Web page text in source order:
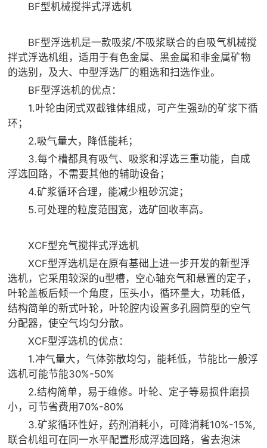
BF型机械搅拌式浮选机
BF型浮选机是一款吸浆/不吸浆联合的自吸气机械搅
拌式浮选机组，适用于有色金属、黑金属和非金属矿物
的选别，及大、中型浮选厂的粗选和扫选作业。
BF型浮选机的优点：
1.叶轮由闭式双截锥体组成，可产生强劲的矿浆下循
环；
2.吸气量大，降低能耗；
3.每个槽都具有吸气、吸浆和浮选三重功能，自成
浮选回路，不需要其他的辅助设备；
4.矿浆循环合理，能减少粗砂沉淀；
5.可处理的粒度范围宽，选矿回收率高。
XCF型充气搅拌式浮选机
XCF型浮选机是在原有基础上进一步开发的新型浮
选机，它采用较深的u型槽，空心轴充气和悬置的定子，
叶轮盖板后倾一个角度，压头小，循环量大，功耗低，
结构简单的新式叶轮，叶轮腔内设置多孔圆筒型的空气
分配器，使空气均匀分散。
XCF型浮选机的优点：
1.冲气量大，气体弥散均匀，能耗低，节能比一般浮
选机可能节能30%-50%
2.结构简单，易于维修。叶轮、定子等易损件磨损
小，可节省费用70%-80%
3.矿浆循环性好，药剂消耗小，可降消耗10%-15%,
联合机组可在同一水平配置形成浮选回路，省去泡沫